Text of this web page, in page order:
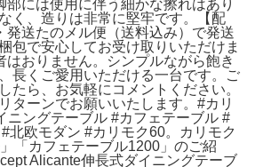
部には使用に伴う細かな擦れはあり
く、造りは非常に堅牢です。【配
発送たのメル便（送料込み）で発送
包で安心してお受け取りいただけま
はおりません。シンプルながら飽き
長くご愛用いただける一台です。ご
たら、お気軽にコメントください。
ターンでお願いいたします。#カリ
ニングテーブル #カフェテーブル #
北欧モダン #カリモク60。カリモク
「カフェテーブル1200」のご紹
Alicante伸長式ダイニングテーブ